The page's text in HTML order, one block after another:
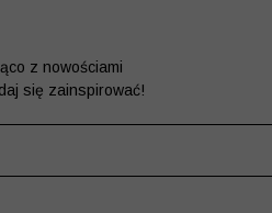
z nowościami
się zainspirować!